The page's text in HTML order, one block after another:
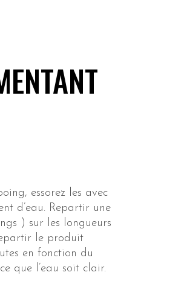
essorez les avec
d’eau. Repartir une
) sur les longueurs
le produit
en fonction du
que l’eau soit clair.